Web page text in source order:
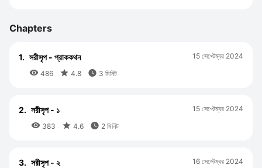
Chapters
1. সরীসৃপ - প্রাককথন
 486  4.8  3 মিনিট
15 সেপ্টেম্বর 2024
2. সরীসৃপ - ১
 383  4.6  2 মিনিট
15 সেপ্টেম্বর 2024
3. সরীসৃপ - ২ 16 সেপ্টেম্বর 2024